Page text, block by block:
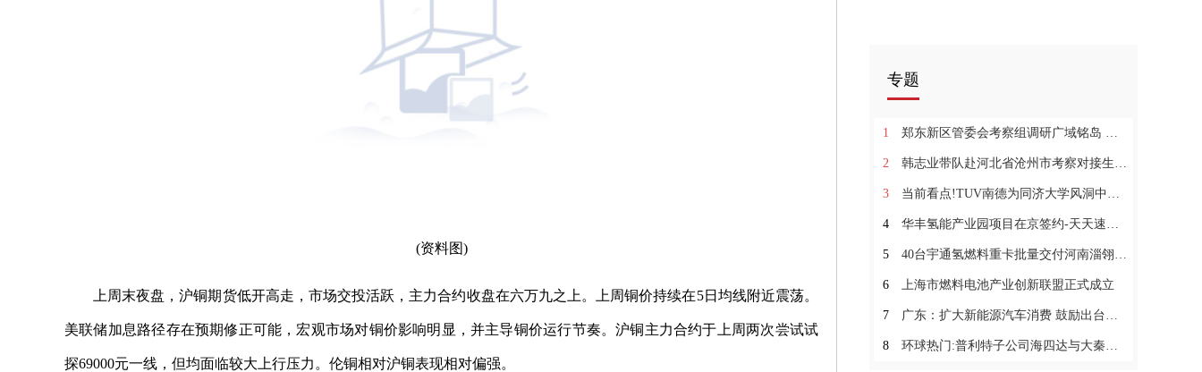
(资料图)
上周末夜盘，沪铜期货低开高走，市场交投活跃，主力合约收盘在六万九之上。上周铜价持续在5日均线附近震荡。
美联储加息路径存在预期修正可能，宏观市场对铜价影响明显，并主导铜价运行节奏。沪铜主力合约于上周两次尝试试
探69000元一线，但均面临较大上行压力。伦铜相对沪铜表现相对偏强。
专题
1 郑东新区管委会考察组调研广域铭岛 双方就产业数字化探讨合作
2 韩志业带队赴河北省沧州市考察对接生物质综合利用项目_实时
3 当前看点!TUV南德为同济大学风洞中心颁发欧盟WLTP目击实验室能力证书
4 华丰氢能产业园项目在京签约-天天速看料
5 40台宇通氢燃料重卡批量交付河南淄翎！|世界观焦点
6 上海市燃料电池产业创新联盟正式成立
7 广东：扩大新能源汽车消费 鼓励出台新能源汽车下乡支持政策 环球热头条
8 环球热门:普利特子公司海四达与大秦新能源共同打造一款超具性价比的低成本电芯